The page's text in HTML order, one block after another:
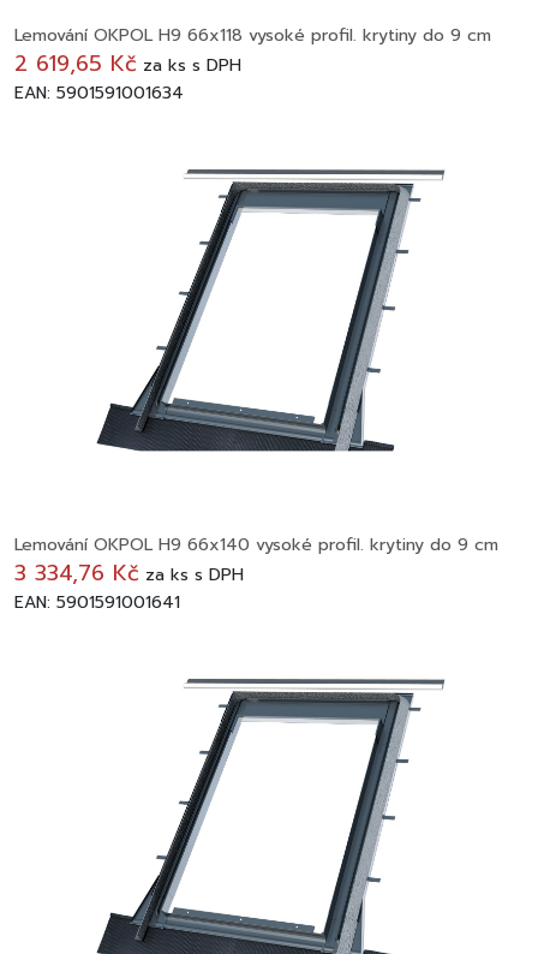
Lemování OKPOL H9 66x118 vysoké profil. krytiny do 9 cm
2 619,65 Kč za ks s DPH
EAN: 5901591001634
Lemování OKPOL H9 66x140 vysoké profil. krytiny do 9 cm
3 334,76 Kč za ks s DPH
EAN: 5901591001641